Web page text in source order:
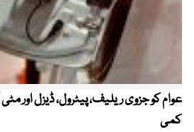
عوام کو جزوی ریلیف، پیٹرول، ڈیزل اور
کمی